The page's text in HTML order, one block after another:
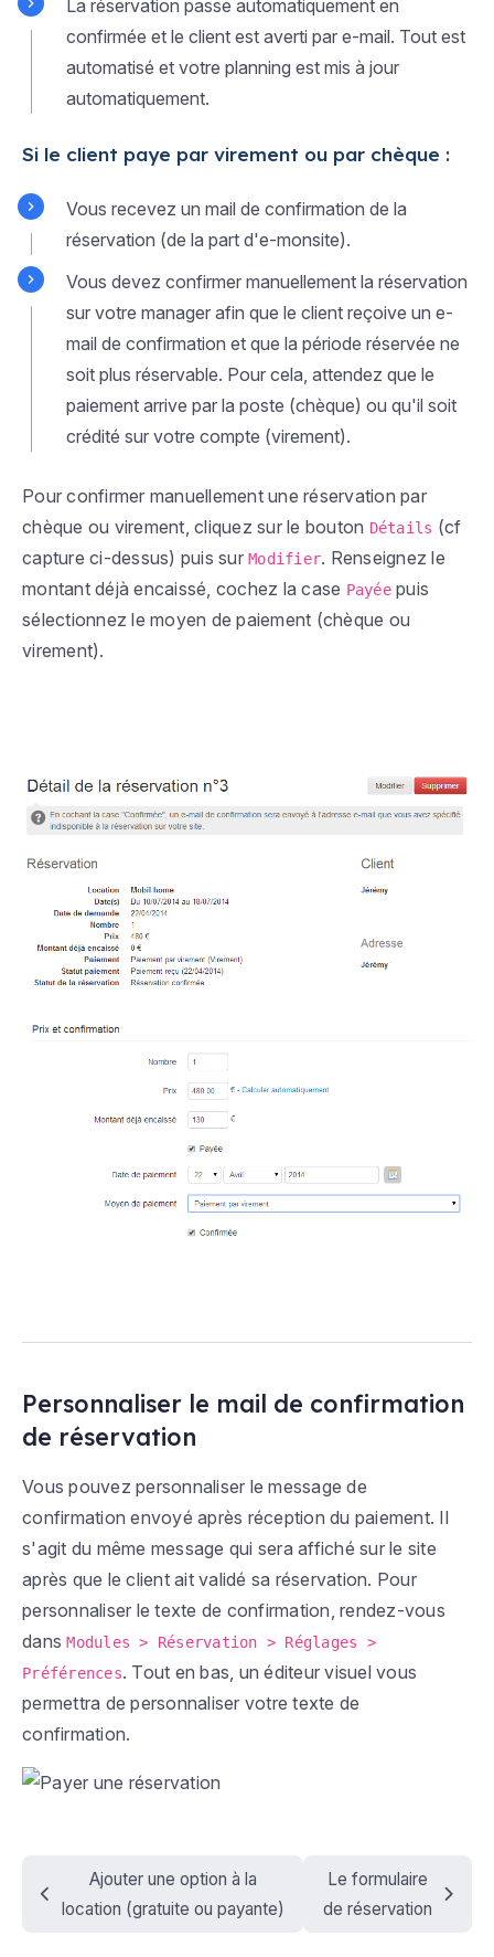
La réservation passe automatiquement en
confirmée et le client est averti par e-mail. Tout est
automatisé et votre planning est mis à jour
automatiquement.
Si le client paye par virement ou par chèque :
Vous recevez un mail de confirmation de la
réservation (de la part d'e-monsite).
Vous devez confirmer manuellement la réservation
sur votre manager afin que le client reçoive un e-
mail de confirmation et que la période réservée ne
soit plus réservable. Pour cela, attendez que le
paiement arrive par la poste (chèque) ou qu'il soit
crédité sur votre compte (virement).
Pour confirmer manuellement une réservation par
chèque ou virement, cliquez sur le bouton Détails (cf
capture ci-dessus) puis sur Modifier. Renseignez le
montant déjà encaissé, cochez la case Payéepuis
sélectionnez le moyen de paiement (chèque ou
virement).
Personnaliser le mail de confirmation
de réservation
Vous pouvez personnaliser le message de
confirmation envoyé après réception du paiement. Il
s'agit du même message qui sera affiché sur le site
après que le client ait validé sa réservation. Pour
personnaliser le texte de confirmation, rendez-vous
dansModules > Réservation > Réglages >
Préférences. Tout en bas, un éditeur visuel vous
permettra de personnaliser votre texte de
confirmation.
Ajouter une option à la
location (gratuite ou payante)
Le formulaire
de réservation